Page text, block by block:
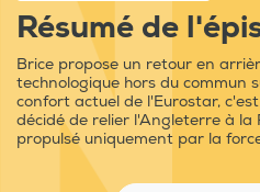
Résumé de
Brice propose un retour en
technologique hors du commun
confort actuel de l'Eurostar,
décidé de relier l'Angleterre à
propulsé uniquement par la